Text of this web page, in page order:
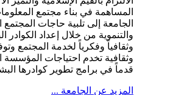
المساهمة في بناء مجتمع
الجامعة إلى تلبية حاجات المجتمع
والتنموية من خلال إعداد الكوادر
وثقافياً وفكرياً لخدمة المجتمع
وثقافية تخدم احتياجات المؤسسة
قدماً في برامج تطوير كوادرها
المزيد عن الجامعة ...